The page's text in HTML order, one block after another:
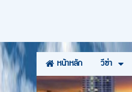
หน้าหลัก วีซ่า